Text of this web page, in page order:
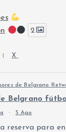
2
1 X
de Belgrano
Belgrano
· 5 Ago
reserva para